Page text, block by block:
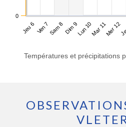
Jeu 6 Ven 7Sam 8Dim 9Lun 10Mar 11Mer 12
0
Températures et précipitations